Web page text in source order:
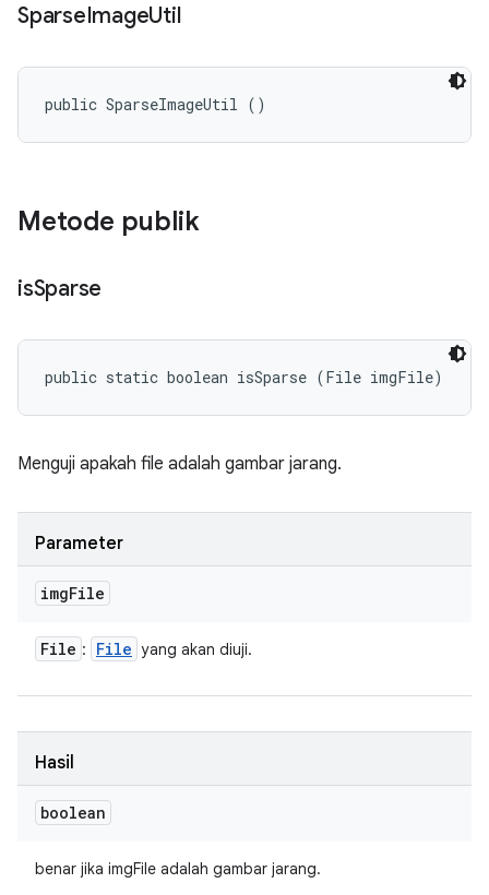
SparseImageUtil
public SparseImageUtil ()
Metode publik
isSparse
public static boolean isSparse (File imgFile)
Menguji apakah file adalah gambar jarang.
Parameter
imgFile
File : File yang akan diuji.
Hasil
boolean
benar jika imgFile adalah gambar jarang.